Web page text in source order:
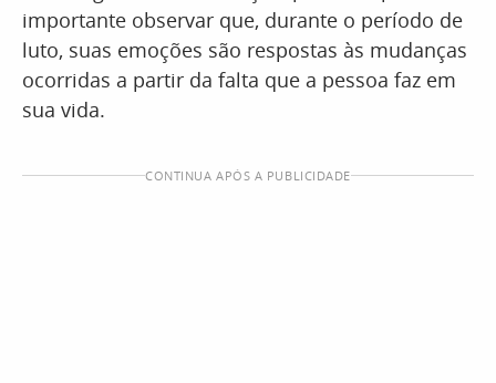
importante observar que, durante o período de
luto, suas emoções são respostas às mudanças
ocorridas a partir da falta que a pessoa faz em
sua vida.
CONTINUA APÓS A PUBLICIDADE